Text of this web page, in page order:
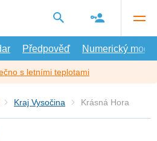
Předpověď Numerický model
s letními teplotami
Kraj Vysočina Krásná Hora